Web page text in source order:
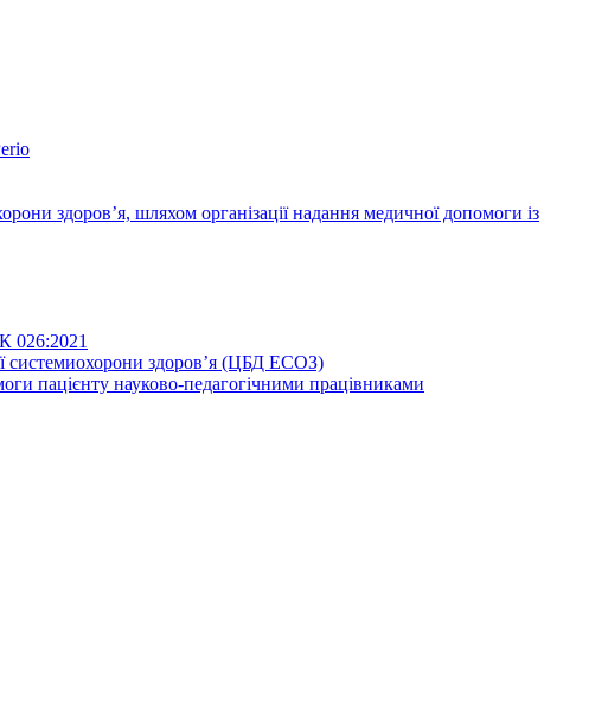
здоров’я, шляхом організації надання медичної допомоги із
026:2021
системиохорони здоров’я (ЦБД ЕСОЗ)
пацієнту науково-педагогічними працівниками